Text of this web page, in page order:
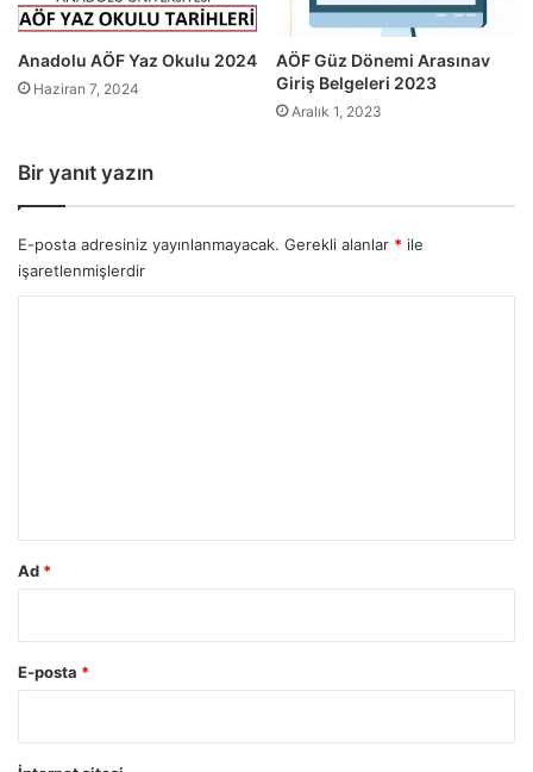
Anadolu AÖF Yaz Okulu 2024
Haziran 7, 2024
AÖF Güz Dönemi Arasınav
Giriş Belgeleri 2023
Aralık 1, 2023
Bir yanıt yazın
E-posta adresiniz yayınlanmayacak. Gerekli alanlar * ile
işaretlenmişlerdir
Ad *
E-posta *